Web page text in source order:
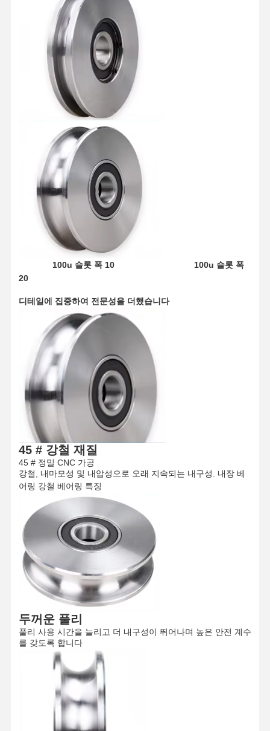
홈 제품 소개
100u 슬롯 폭 10 100u 슬롯 폭
20
디테일에 집중하여 전문성을 더했습니다
45 # 강철 재질
45 # 정밀 CNC 가공
강철, 내마모성 및 내압성으로 오래 지속되는 내구성. 내장 베
어링 강철 베어링 특징
두꺼운 풀리
풀리 사용 시간을 늘리고 더 내구성이 뛰어나며 높은 안전 계수
를 갖도록 합니다